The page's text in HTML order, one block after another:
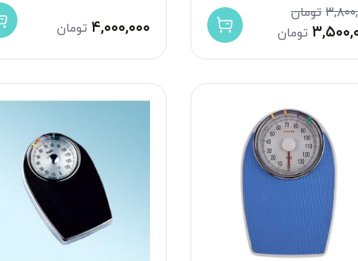
تومان
تومان ۴,۰۰۰,۰۰۰ تومان